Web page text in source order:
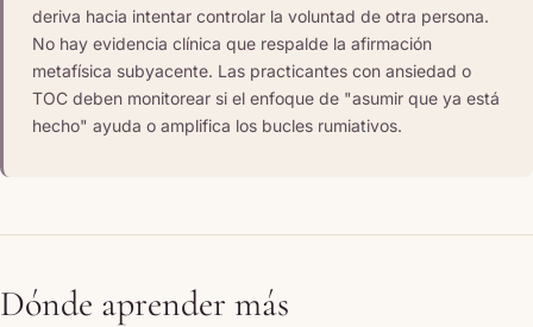
deriva hacia intentar controlar la voluntad de otra persona.
No hay evidencia clínica que respalde la afirmación
metafísica subyacente. Las practicantes con ansiedad o
TOC deben monitorear si el enfoque de "asumir que ya está
hecho" ayuda o amplifica los bucles rumiativos.
Dónde aprender más